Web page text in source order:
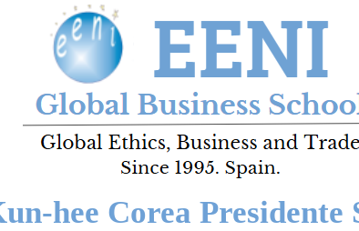
hee Corea Presidente